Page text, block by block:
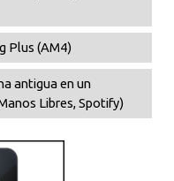
Plus (AM4)
antigua en un
Libres, Spotify)